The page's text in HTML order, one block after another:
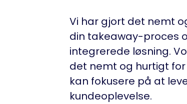
Vi har gjort det nemt
din takeaway-proces
integrerede løsning.
det nemt og hurtigt
kan fokusere på at
kundeoplevelse.